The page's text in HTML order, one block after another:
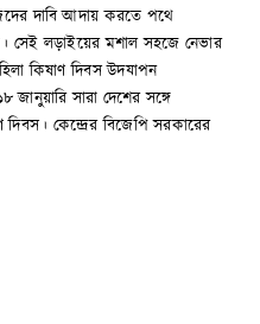
দাবি আদায় করতে পথে
সেই লড়াইয়ের মশাল সহজে নেভার
কিষাণ দিবস উদযাপন
সারা দেশের সঙ্গে
কেন্দ্রের বিজেপি সরকারের